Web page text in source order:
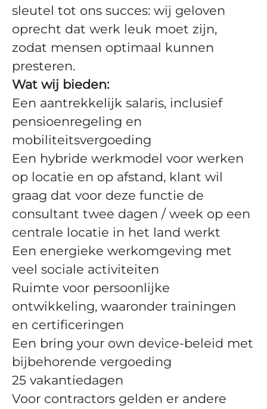
sleutel tot ons succes: wij geloven
oprecht dat werk leuk moet zijn,
zodat mensen optimaal kunnen
presteren.
Wat wij bieden:
Een aantrekkelijk salaris, inclusief
pensioenregeling en
mobiliteitsvergoeding
Een hybride werkmodel voor werken
op locatie en op afstand, klant wil
graag dat voor deze functie de
consultant twee dagen / week op een
centrale locatie in het land werkt
Een energieke werkomgeving met
veel sociale activiteiten
Ruimte voor persoonlijke
ontwikkeling, waaronder trainingen
en certificeringen
Een bring your own device-beleid met
bijbehorende vergoeding
25 vakantiedagen
Voor contractors gelden er andere